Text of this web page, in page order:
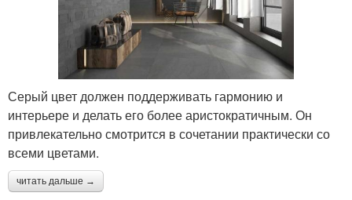
Серый цвет должен поддерживать гармонию и
интерьере и делать его более аристократичным. Он
привлекательно смотрится в сочетании практически со
всеми цветами.
читать дальше →